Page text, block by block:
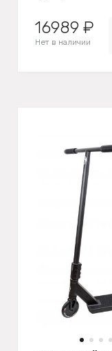
16989 ₽
Нет в наличии